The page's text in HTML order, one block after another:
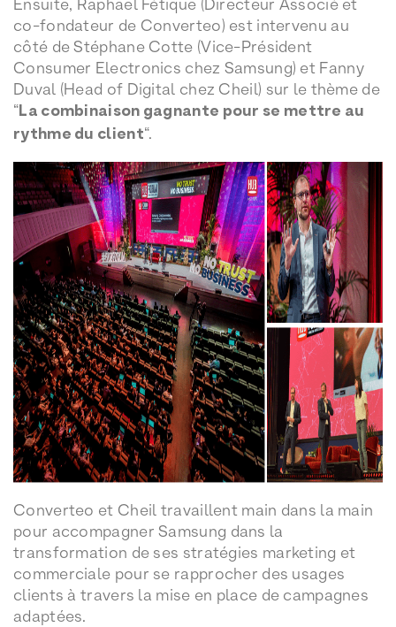
Ensuite, Raphaël Fétique (Directeur Associé et
co-fondateur de Converteo) est intervenu au
côté de Stéphane Cotte (Vice-Président
Consumer Electronics chez Samsung) et Fanny
Duval (Head of Digital chez Cheil) sur le thème de
“La combinaison gagnante pour se mettre au
rythme du client“.
Converteo et Cheil travaillent main dans la main
pour accompagner Samsung dans la
transformation de ses stratégies marketing et
commerciale pour se rapprocher des usages
clients à travers la mise en place de campagnes
adaptées.